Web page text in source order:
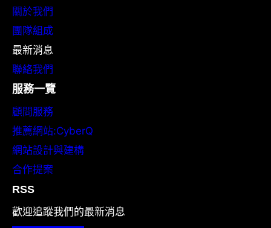
關於我們
團隊組成
最新消息
聯絡我們
服務一覽
顧問服務
推薦網站:CyberQ
網站設計與建構
合作提案
RSS
歡迎追蹤我們的最新消息